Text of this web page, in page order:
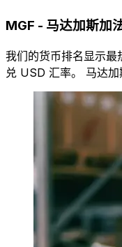
MGF - 马达加斯加
我们的货币排名显示
兑 USD 汇率。 马达加